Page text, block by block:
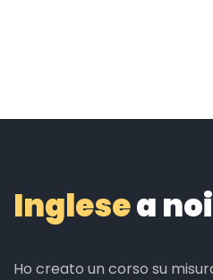
Inglesea
Ho creato un corso su